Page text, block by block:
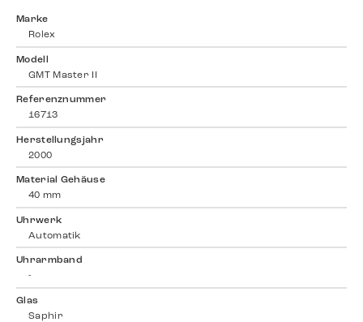
Marke
Rolex
Modell
GMT Master II
Referenznummer
16713
Herstellungsjahr
2000
Material Gehäuse
40 mm
Uhrwerk
Automatik
Uhrarmband
-
Glas
Saphir